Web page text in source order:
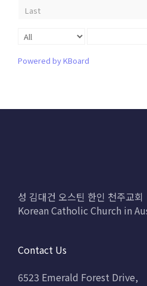
Last
Powered by KBoard
성 김대건 오스틴 한인 천주교회
Korean Catholic Church in
Contact Us
6523 Emerald Forest Drive,